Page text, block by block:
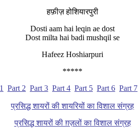
हफ़ीज़ होशियारपुरी
Dosti aam hai leqin ae dost
Dost milta hai badi mushqil se
Hafeez Hoshiarpuri
*****
Part 2 Part 3 Part 4 Part 5 Part 6 Part 7
प्रसिद्ध शायरों की शायरियों का विशाल संग्रह
प्रसिद्ध शायरों की ग़ज़लों का विशाल संग्रह